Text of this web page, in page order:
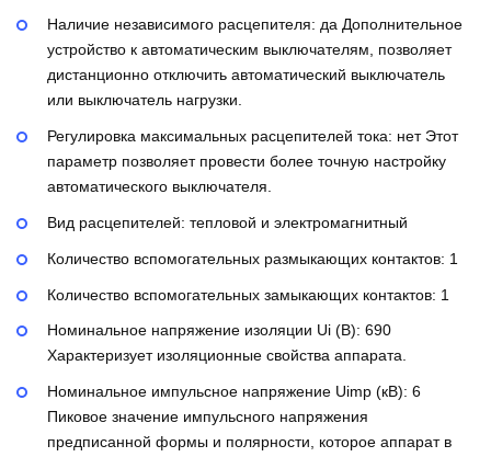
Наличие независимого расцепителя: да Дополнительное
устройство к автоматическим выключателям, позволяет
дистанционно отключить автоматический выключатель
или выключатель нагрузки.
Регулировка максимальных расцепителей тока: нет Этот
параметр позволяет провести более точную настройку
автоматического выключателя.
Вид расцепителей: тепловой и электромагнитный
Количество вспомогательных размыкающих контактов: 1
Количество вспомогательных замыкающих контактов: 1
Номинальное напряжение изоляции Ui (В): 690
Характеризует изоляционные свойства аппарата.
Номинальное импульсное напряжение Uimp (кВ): 6
Пиковое значение импульсного напряжения
предписанной формы и полярности, которое аппарат в